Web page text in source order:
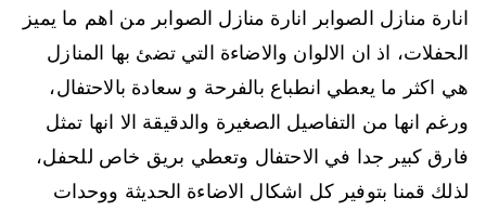
انارة منازل الصوابر انارة منازل الصوابر من اهم ما يميز
الحفلات، اذ ان الالوان والاضاءة التي تضئ بها المنازل
هي اكثر ما يعطي انطباع بالفرحة و سعادة بالاحتفال،
ورغم انها من التفاصيل الصغيرة والدقيقة الا انها تمثل
فارق كبير جدا في الاحتفال وتعطي بريق خاص للحفل،
لذلك قمنا بتوفير كل اشكال الاضاءة الحديثة ووحدات